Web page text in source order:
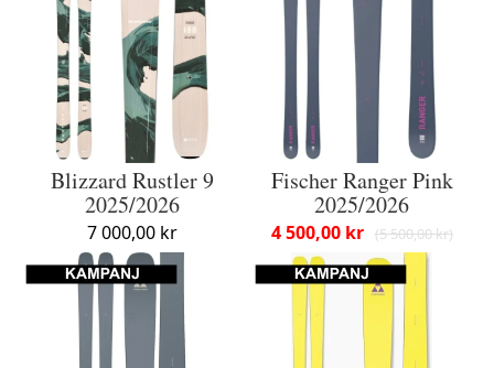
Blizzard Rustler 9
2025/2026
7 000,00 kr
Fischer Ranger Pink
2025/2026
5 500,00 kr
4 500,00 kr